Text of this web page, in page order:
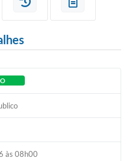
TAXA DE INSCRIÇÃO
2026 e LOA 2026
às 08h00